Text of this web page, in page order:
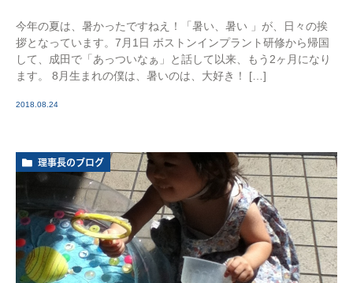
今年の夏は、暑かったですねえ！「暑い、暑い 」が、日々の挨
拶となっています。7月1日 ボストンインプラント研修から帰国
して、成田で「あっついなぁ」と話して以来、もう2ヶ月になり
ます。 8月生まれの僕は、暑いのは、大好き！ […]
2018.08.24
理事長のブログ